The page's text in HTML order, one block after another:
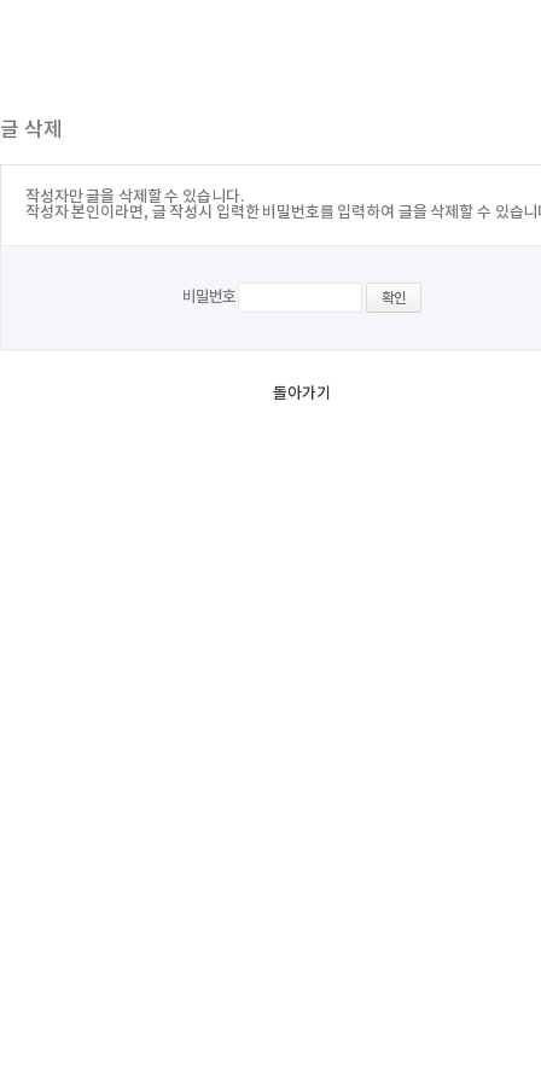
글 삭제
작성자만 글을 삭제할 수 있습니다.
작성자 본인이라면, 글 작성시 입력한 비밀번호를 입력하여 글을 삭제할 수 있습니
비밀번호
돌아가기